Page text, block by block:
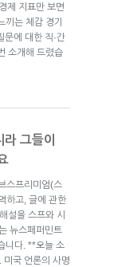
제 지표만 보면
는 체감 경기
문에 대한 직·간
소개해 드렸습
그들이
스프리미엄(스
하고, 글에 관한
설을 스프와 시
뉴스페퍼민트
니다. **오늘 소
국 언론의 사명